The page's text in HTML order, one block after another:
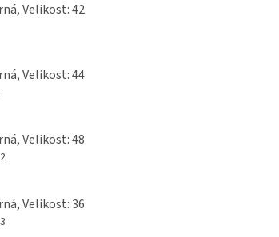
Velikost: 42
Velikost: 44
Velikost: 48
Velikost: 36